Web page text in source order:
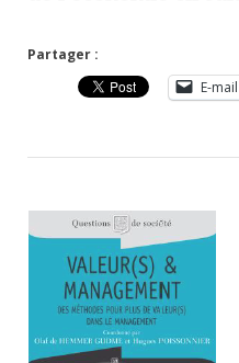
Partager :
E-mail